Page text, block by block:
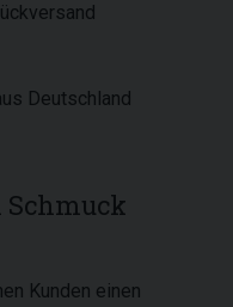
Deutschland
Schmuck
Kunden einen